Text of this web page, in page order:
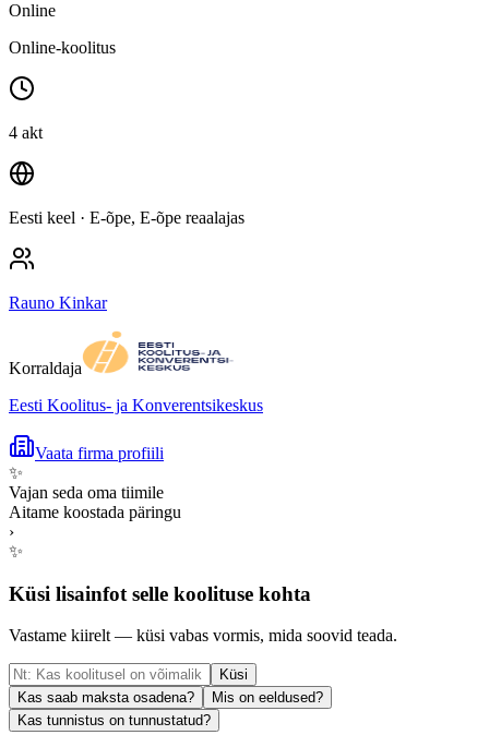
Online
Online-koolitus
4 akt
Eesti keel · E-õpe, E-õpe reaalajas
Rauno Kinkar
Korraldaja
Eesti Koolitus- ja Konverentsikeskus
Vaata firma profiili
✨
Vajan seda oma tiimile
Aitame koostada päringu
›
✨
Küsi lisainfot selle koolituse kohta
Vastame kiirelt — küsi vabas vormis, mida soovid teada.
Küsi
Kas saab maksta osadena?
Mis on eeldused?
Kas tunnistus on tunnustatud?